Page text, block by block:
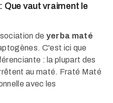
vaut vraiment le
de yerba maté
C'est ici que
: la plupart des
au maté. Fraté Maté
avec les